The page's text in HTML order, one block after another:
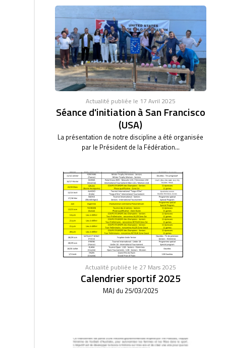
Actualité publiée le 17 Avril 2025
Séance d'initiation à San Francisco
(USA)
La présentation de notre discipline a été organisée
par le Président de la Fédération...
Actualité publiée le 27 Mars 2025
Calendrier sportif 2025
MAJ du 25/03/2025